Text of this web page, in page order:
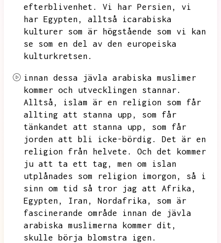
efterblivenhet.
Vi har Persien,
vi
har Egypten,
alltså icarabiska
kulturer som är högstående som vi kan
se som en del av den europeiska
kulturkretsen.
innan dessa jävla arabiska muslimer
kommer och utvecklingen stannar.
Alltså,
islam är en religion som får
allting att stanna upp,
som får
tänkandet att stanna upp,
som får
jorden att bli icke-bördig.
Det är en
religion från helvete.
Och det kommer
ju att ta ett tag,
men om islan
utplånades som religion imorgon,
så i
sinn om tid så tror jag att Afrika,
Egypten,
Iran, Nordafrika,
som är
fascinerande område innan de jävla
arabiska muslimerna kommer dit,
skulle börja blomstra igen.